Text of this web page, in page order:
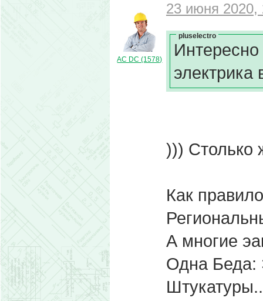
AC DC (1578)
23 июня 2020,
pluselectro
Интересно
электрика
))) Столько
Как
А многие
Одна Беда: